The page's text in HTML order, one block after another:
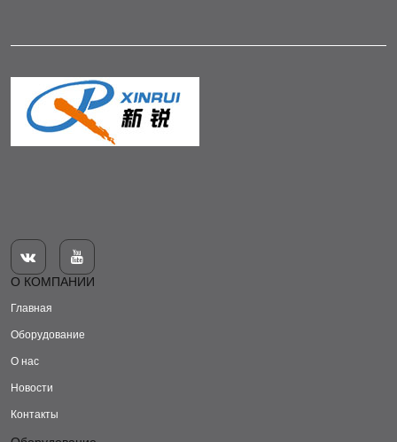


О КОМПАНИИ
Главная
Оборудование
О нас
Новости
Контакты